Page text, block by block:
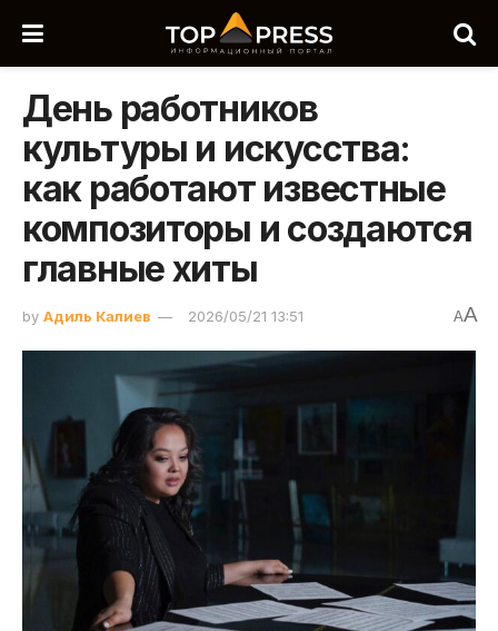
День работников
культуры и искусства:
как работают известные
композиторы и создаются
главные хиты
by Адиль Калиев 2026/05/21 13:51 AA